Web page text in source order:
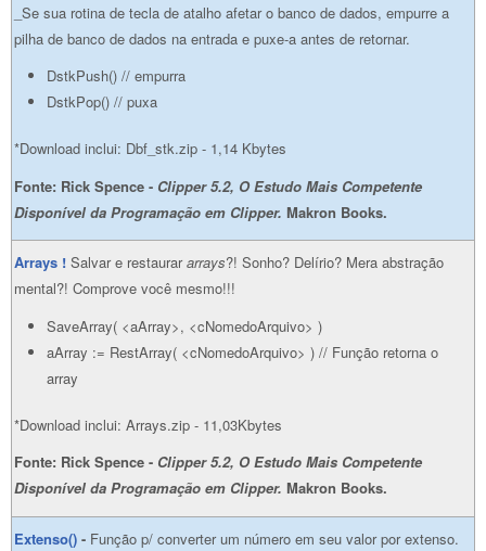
_Se sua rotina de tecla de atalho afetar o banco de dados, empurre a
pilha de banco de dados na entrada e puxe-a antes de retornar.
DstkPush() // empurra
DstkPop() // puxa
*Download inclui: Dbf_stk.zip - 1,14 Kbytes
Fonte: Rick Spence - Clipper 5.2, O Estudo Mais Competente
Disponível da Programação em Clipper. Makron Books.
Arrays ! Salvar e restaurararrays?! Sonho? Delírio? Mera abstração
mental?! Comprove você mesmo!!!
SaveArray( <aArray>, <cNomedoArquivo> )
aArray := RestArray( <cNomedoArquivo> ) // Função retorna o
array
*Download inclui: Arrays.zip - 11,03Kbytes
Fonte: Rick Spence - Clipper 5.2, O Estudo Mais Competente
Disponível da Programação em Clipper. Makron Books.
Extenso() - Função p/ converter um número em seu valor por extenso.